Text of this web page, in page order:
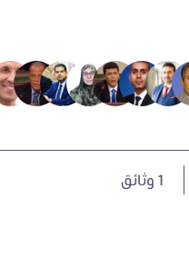
1 وثائق